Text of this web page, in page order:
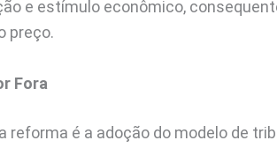
e estímulo econômico,
preço.
Fora
é a adoção do modelo de